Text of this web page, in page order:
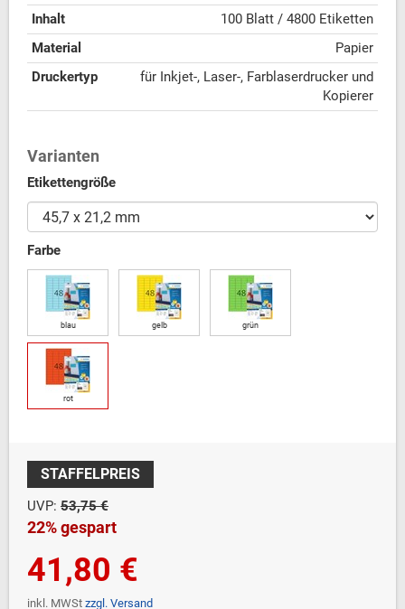
Inhalt
100 Blatt / 4800 Etiketten
Material
Papier
Druckertyp
für Inkjet-, Laser-, Farblaserdrucker und
Kopierer
Varianten
Etikettengröße
Farbe
blau gelb grün
rot
STAFFELPREIS
UVP: 53,75 €
22% gespart
41,80 €
inkl. MWSt zzgl. Versand